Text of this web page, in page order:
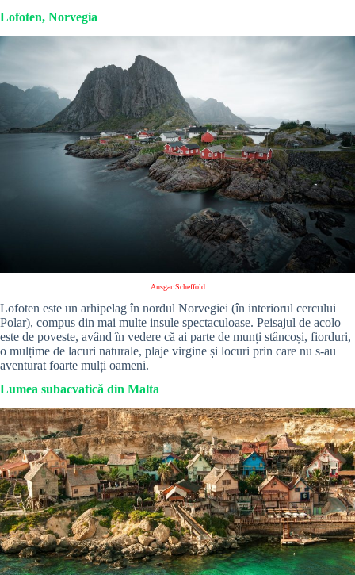
Lofoten, Norvegia
Ansgar Scheffold
Lofoten este un arhipelag în nordul Norvegiei (în interiorul cercului
Polar), compus din mai multe insule spectaculoase. Peisajul de acolo
este de poveste, având în vedere că ai parte de munți stâncoși, fiorduri,
o mulțime de lacuri naturale, plaje virgine și locuri prin care nu s-au
aventurat foarte mulți oameni.
Lumea subacvatică din Malta